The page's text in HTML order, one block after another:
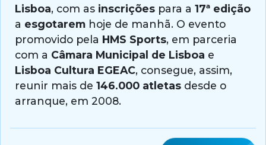
Lisboa, com as inscrições para a 17ª edição
a esgotarem hoje de manhã. O evento
promovido pela HMS Sports, em parceria
com a Câmara Municipal de Lisboa e
Lisboa Cultura EGEAC, consegue, assim,
reunir mais de 146.000 atletas desde o
arranque, em 2008.